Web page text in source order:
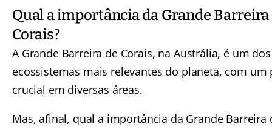
Qual a importância da Grande Barreira
Corais?
A Grande Barreira de Corais, na Austrália, é um dos
ecossistemas mais relevantes do planeta, com um
crucial em diversas áreas.
Mas, afinal, qual a importância da Grande Barreira